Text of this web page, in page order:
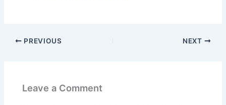
PREVIOUS NEXT
Leave a Comment